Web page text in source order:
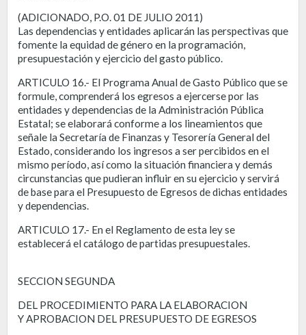
(ADICIONADO, P.O. 01 DE JULIO 2011)
Las dependencias y entidades aplicarán las perspectivas que
fomente la equidad de género en la programación,
presupuestación y ejercicio del gasto público.
ARTICULO 16.- El Programa Anual de Gasto Público que se
formule, comprenderá los egresos a ejercerse por las
entidades y dependencias de la Administración Pública
Estatal; se elaborará conforme a los lineamientos que
señale la Secretaría de Finanzas y Tesorería General del
Estado, considerando los ingresos a ser percibidos en el
mismo período, así como la situación financiera y demás
circunstancias que pudieran influir en su ejercicio y servirá
de base para el Presupuesto de Egresos de dichas entidades
y dependencias.
ARTICULO 17.- En el Reglamento de esta ley se
establecerá el catálogo de partidas presupuestales.
SECCION SEGUNDA
DEL PROCEDIMIENTO PARA LA ELABORACION
Y APROBACION DEL PRESUPUESTO DE EGRESOS